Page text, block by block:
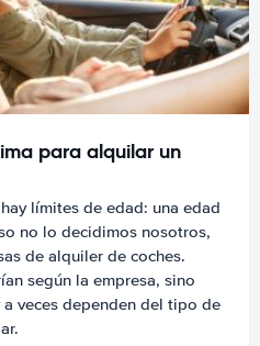
para alquilar un
límites de edad: una edad
no lo decidimos nosotros,
de alquiler de coches.
según la empresa, sino
veces dependen del tipo de